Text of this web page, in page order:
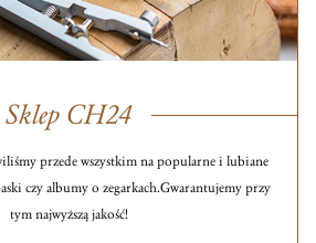
Sklep CH24
przede wszystkim na popularne i lubiane
czy albumy o zegarkach.Gwarantujemy przy
tym najwyższą jakość!